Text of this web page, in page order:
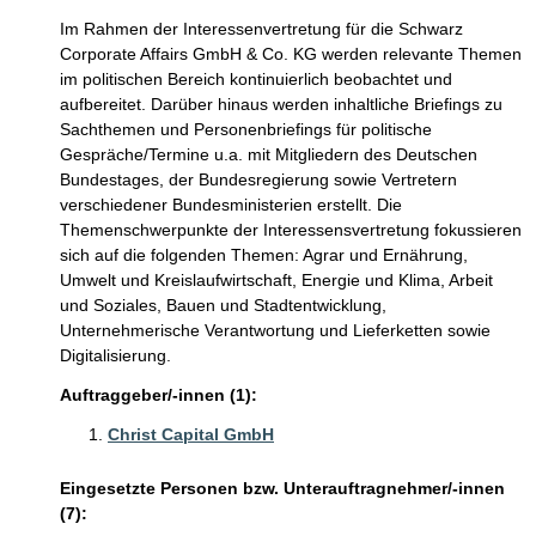
Im Rahmen der Interessenvertretung für die Schwarz
Corporate Affairs GmbH & Co. KG werden relevante Themen
im politischen Bereich kontinuierlich beobachtet und
aufbereitet. Darüber hinaus werden inhaltliche Briefings zu
Sachthemen und Personenbriefings für politische
Gespräche/Termine u.a. mit Mitgliedern des Deutschen
Bundestages, der Bundesregierung sowie Vertretern
verschiedener Bundesministerien erstellt. Die
Themenschwerpunkte der Interessensvertretung fokussieren
sich auf die folgenden Themen: Agrar und Ernährung,
Umwelt und Kreislaufwirtschaft, Energie und Klima, Arbeit
und Soziales, Bauen und Stadtentwicklung,
Unternehmerische Verantwortung und Lieferketten sowie
Digitalisierung.
Auftraggeber/-innen (1):
Christ Capital GmbH
Eingesetzte Personen bzw. Unterauftragnehmer/-innen
(7):